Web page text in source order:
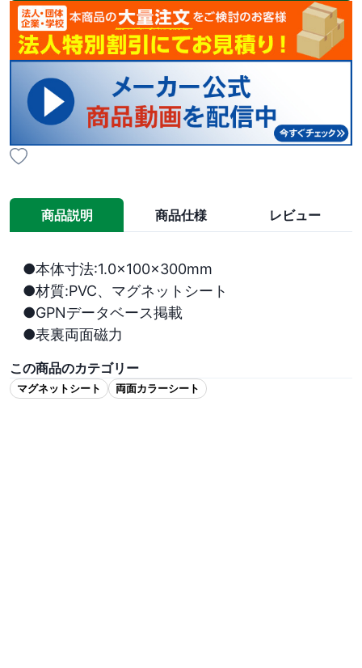
商品説明 商品仕様 レビュー
●本体寸法:1.0×100×300mm
●材質:PVC、マグネットシート
●GPNデータベース掲載
●表裏両面磁力
この商品のカテゴリー
マグネットシート 両面カラーシート